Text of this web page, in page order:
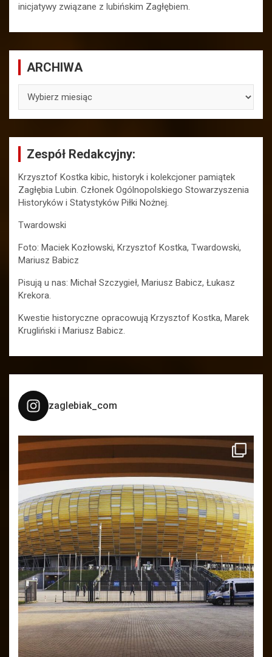
inicjatywy związane z lubińskim Zagłębiem.
ARCHIWA
Zespół Redakcyjny:
Krzysztof Kostka kibic, historyk i kolekcjoner pamiątek
Zagłębia Lubin. Członek Ogólnopolskiego Stowarzyszenia
Historyków i Statystyków Piłki Nożnej.
Twardowski
Foto: Maciek Kozłowski, Krzysztof Kostka, Twardowski,
Mariusz Babicz
Pisują u nas: Michał Szczygieł, Mariusz Babicz, Łukasz
Krekora.
Kwestie historyczne opracowują Krzysztof Kostka, Marek
Krugliński i Mariusz Babicz.
zaglebiak_com